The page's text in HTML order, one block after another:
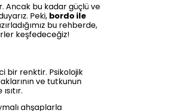
Ancak bu kadar güçlü ve
Peki, bordo ile
bu rehberde,
keşfedeceğiz!
bir renktir. Psikolojik
ve tutkunun
ahşaplarla